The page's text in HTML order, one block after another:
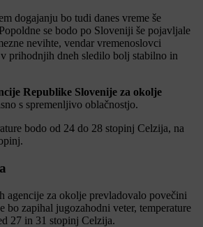
dogajanju bo tudi danes vreme še
se bodo po Sloveniji še pojavljale
nevihte, vendar vremenoslovci
prihodnjih dneh sledilo bolj stabilno in
Republike Slovenije za okolje
s spremenljivo oblačnostjo.
bodo od 24 do 28 stopinj Celzija, na
agencije za okolje prevladovalo povečini
bo zapihal jugozahodni veter, temperature
27 in 31 stopinj Celzija.